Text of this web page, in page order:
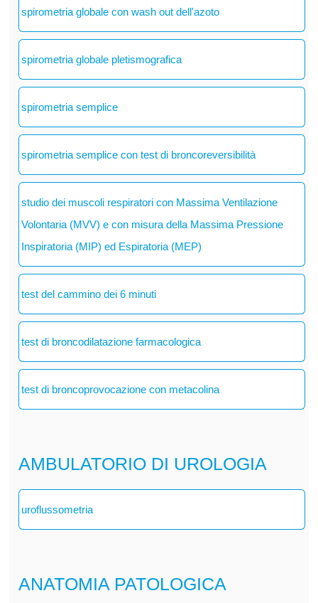
spirometria globale con wash out dell'azoto
spirometria globale pletismografica
spirometria semplice
spirometria semplice con test di broncoreversibilità
studio dei muscoli respiratori con Massima Ventilazione
Volontaria (MVV) e con misura della Massima Pressione
Inspiratoria (MIP) ed Espiratoria (MEP)
test del cammino dei 6 minuti
test di broncodilatazione farmacologica
test di broncoprovocazione con metacolina
AMBULATORIO DI UROLOGIA
uroflussometria
ANATOMIA PATOLOGICA